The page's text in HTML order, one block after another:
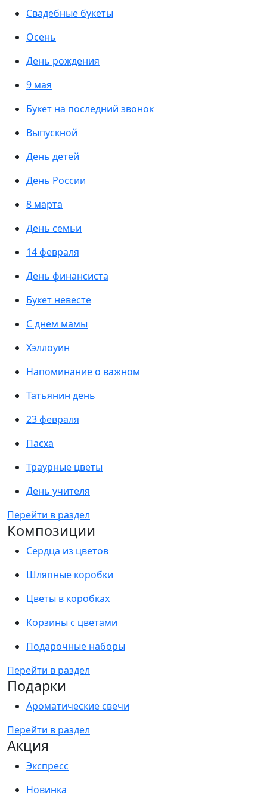
Свадебные букеты
Осень
День рождения
9 мая
Букет на последний звонок
Выпускной
День детей
День России
8 марта
День семьи
14 февраля
День финансиста
Букет невесте
С днем мамы
Хэллоуин
Напоминание о важном
Татьянин день
23 февраля
Пасха
Траурные цветы
День учителя
Перейти в раздел
Композиции
Сердца из цветов
Шляпные коробки
Цветы в коробках
Корзины с цветами
Подарочные наборы
Перейти в раздел
Подарки
Ароматические свечи
Перейти в раздел
Акция
Экспресс
Новинка